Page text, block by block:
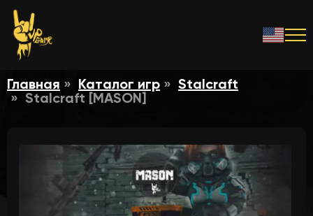
Главная Каталог игр
Stalcraft
Stalcraft [MASON]